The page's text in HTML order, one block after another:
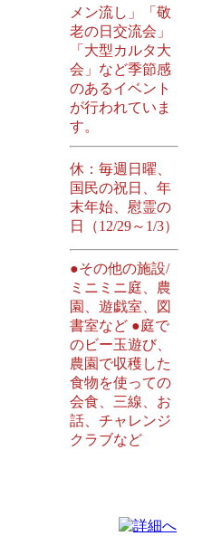
メン流し」「敬
老の日交流会」
「大型カルタ大
会」など季節感
のあるイベント
が行われていま
す。
休：毎週日曜、
国民の祝日、年
末年始、慰霊の
日（12/29～1/3）
●その他の施設/
ミニミニ庭、農
園、遊戯室、図
書室など ●庭で
のビー玉遊び、
農園で収穫した
食物を使っての
会食、三線、お
話、チャレンジ
クラブなど